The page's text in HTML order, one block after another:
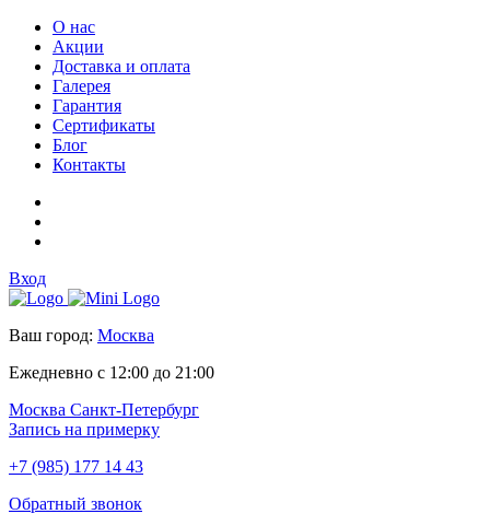
О нас
Акции
Доставка и оплата
Галерея
Гарантия
Сертификаты
Блог
Контакты
Вход
Ваш город: Москва
Ежедневно с 12:00 до 21:00
Москва Санкт-Петербург
Запись на примерку
+7 (985) 177 14 43
Обратный звонок